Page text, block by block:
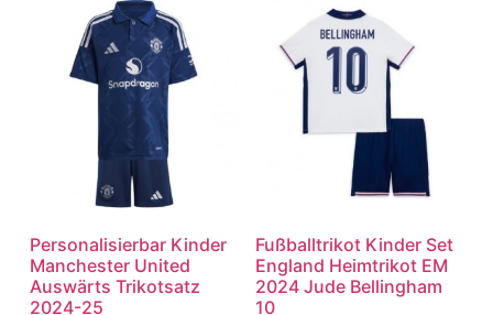
Personalisierbar Kinder
Manchester United
Auswärts Trikotsatz
2024-25
Fußballtrikot Kinder Set
England Heimtrikot EM
2024 Jude Bellingham
10